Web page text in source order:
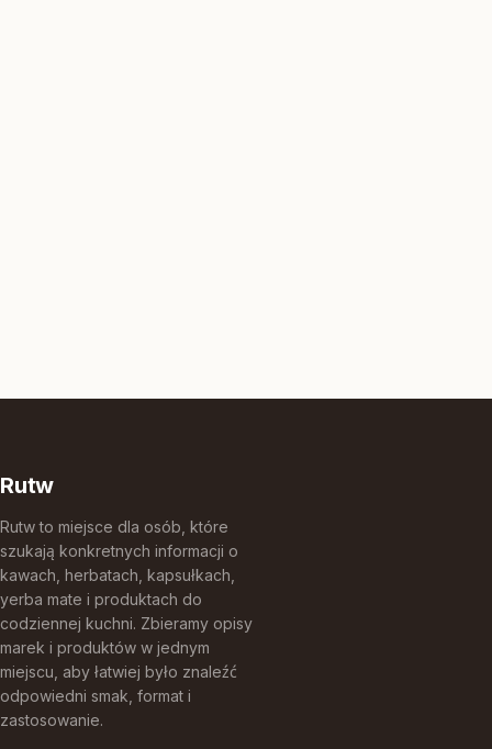
Rutw
Rutw to miejsce dla osób, które
szukają konkretnych informacji o
kawach, herbatach, kapsułkach,
yerba mate i produktach do
codziennej kuchni. Zbieramy opisy
marek i produktów w jednym
miejscu, aby łatwiej było znaleźć
odpowiedni smak, format i
zastosowanie.